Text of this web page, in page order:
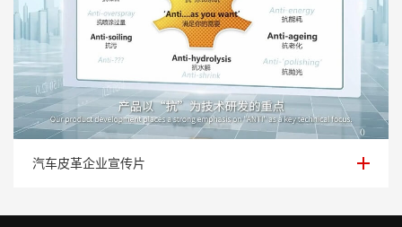
汽车皮革企业宣传片
汽车皮革企业宣传片